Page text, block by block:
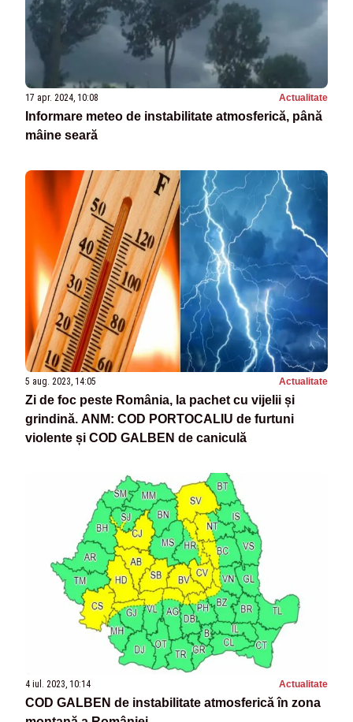
17 apr. 2024, 10:08 Actualitate
Informare meteo de instabilitate atmosferică, până
mâine seară
5 aug. 2023, 14:05 Actualitate
Zi de foc peste România, la pachet cu vijelii și
grindină. ANM: COD PORTOCALIU de furtuni
violente și COD GALBEN de caniculă
4 iul. 2023, 10:14 Actualitate
COD GALBEN de instabilitate atmosferică în zona